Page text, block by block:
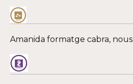
Amanida formatge cabra, nous